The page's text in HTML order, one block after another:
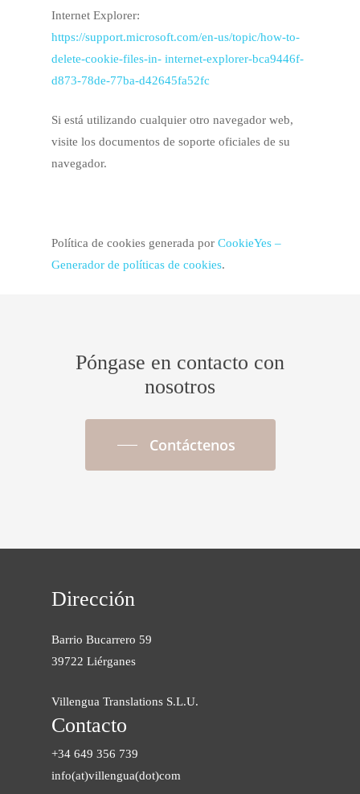
Internet Explorer:
https://support.microsoft.com/en-us/topic/how-to-
delete-cookie-files-in- internet-explorer-bca9446f-
d873-78de-77ba-d42645fa52fc
Si está utilizando cualquier otro navegador web,
visite los documentos de soporte oficiales de su
navegador.
Política de cookies generada por CookieYes –
Generador de políticas de cookies.
Póngase en contacto con
nosotros
Contáctenos
Dirección
Barrio Bucarrero 59
39722 Liérganes
Villengua Translations S.L.U.
Contacto
+34 649 356 739
info(at)villengua(dot)com